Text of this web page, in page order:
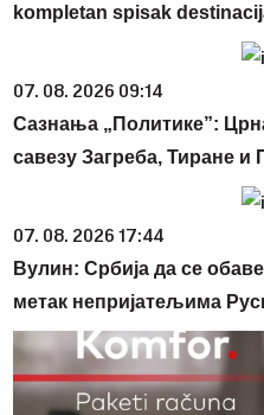
kompletan spisak
07. 08. 2026 09:14
Сазнања „Политике”:
савезу Загреба, Тиране и
07. 08. 2026 17:44
Вулин: Србија да се
метак непријатељима